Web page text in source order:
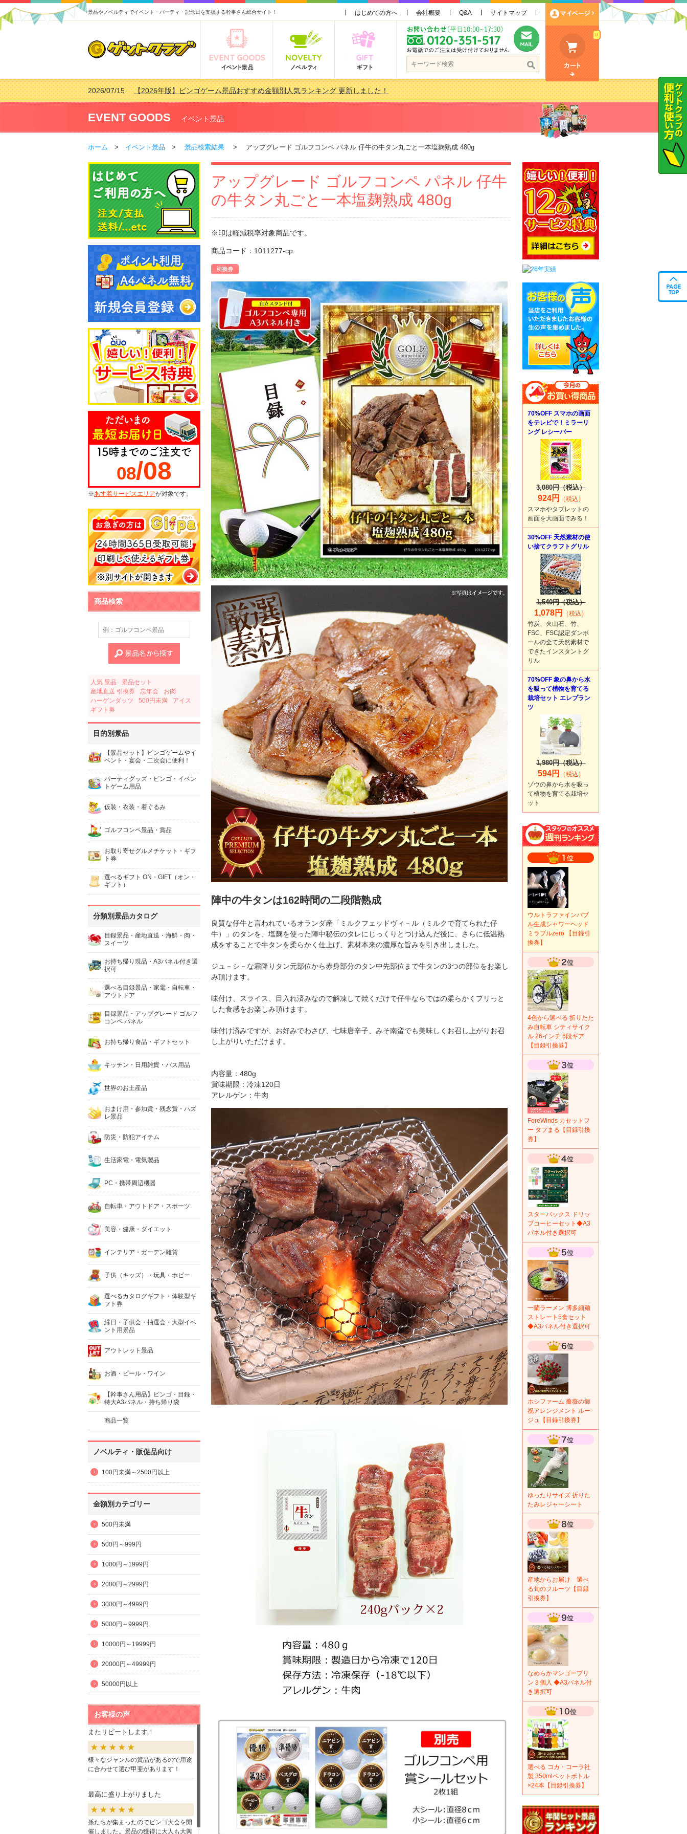
景品やノベルティでイベント・パーティ・記念日を支援する幹事さん総合サイト！ はじめての方へ 会社概要 Q&A サイトマップ
0
2026/07/15【2026年版】ビンゴゲーム景品おすすめ金額別人気ランキング 更新しました！
2026/04/03【2026年版】ゴルフコンペ景品 3000円未満［2000円～2999円編］もらってうれしい人気ラ…
2026/02/16【2026年版】結婚式の二次会で貰って嬉しい景品とは？ 更新しました！
2026/02/03【2026年版】ゴルフコンペ景品 3000円未満［2000円～2999円編］もらってうれしい人気ラ…
EVENT GOODS イベント景品
ホーム > イベント景品 > 景品検索結果 > アップグレード ゴルフコンペ パネル 仔牛の牛タン丸ごと一本塩麹熟成 480g
08/08
※あす着サービスエリアが対象です。
商品検索
人気 景品
景品セット
産地直送 引換券
忘年会
お肉
ハーゲンダッツ
500円未満
アイス
ギフト券
目的別景品
【景品セット】ビンゴゲームやイ
ベント・宴会・二次会に便利！
パーティグッズ・ビンゴ・イベン
トゲーム用品
仮装・衣装・着ぐるみ
ゴルフコンペ景品・賞品
お取り寄せグルメチケット・ギフ
ト券
選べるギフト ON・GIFT（オン・
ギフト）
分類別景品カタログ
目録景品・産地直送・海鮮・肉・
スイーツ
お持ち帰り現品・A3パネル付き選
択可
選べる目録景品・家電・自転車・
アウトドア
目録景品・アップグレード ゴルフ
コンペ パネル
お持ち帰り食品・ギフトセット
キッチン・日用雑貨・バス用品
世界のお土産品
おまけ用・参加賞・残念賞・ハズ
レ景品
防災・防犯アイテム
生活家電・電気製品
PC・携帯周辺機器
自転車・アウトドア・スポーツ
美容・健康・ダイエット
インテリア・ガーデン雑貨
子供（キッズ）・玩具・ホビー
選べるカタログギフト・体験型ギ
フト券
縁日・子供会・抽選会・大型イベ
ント用景品
アウトレット景品
お酒・ビール・ワイン
【幹事さん用品】ビンゴ・目録・
特大A3パネル・持ち帰り袋
商品一覧
ノベルティ・販促品向け
100円未満～2500円以上
金額別カテゴリー
500円未満
500円～999円
1000円～1999円
2000円～2999円
3000円～4999円
5000円～9999円
10000円～19999円
20000円～49999円
50000円以上
お客様の声
またリピートします！
様々なジャンルの賞品があるので用途
に合わせて選び甲斐があります！
最高に盛り上がりました
孫たちが集まったのでビンゴ大会を開
催しました。景品の獲得に大人も大興
アップグレード ゴルフコンペ パネル 仔牛
の牛タン丸ごと一本塩麹熟成 480g
※印は軽減税率対象商品です。
商品コード：1011277-cp
陣中の牛タンは162時間の二段階熟成
良質な仔牛と言われているオランダ産「ミルクフェッドヴィ－ル（ミルクで育てられた仔
牛）」のタンを、塩麹を使った陣中秘伝のタレにじっくりとつけ込んだ後に、さらに低温熟
成をすることで牛タンを柔らかく仕上げ、素材本来の濃厚な旨みを引き出しました。
ジュ－シ－な霜降りタン元部位から赤身部分のタン中先部位まで牛タンの3つの部位をお楽し
み頂けます。
味付け、スライス、目入れ済みなので解凍して焼くだけで仔牛ならではの柔らかくプリっと
した食感をお楽しみ頂けます。
味付け済みですが、お好みでわさび、七味唐辛子、みそ南蛮でも美味しくお召し上がりお召
し上がりいただけます。
内容量：480g
賞味期限：冷凍120日
アレルゲン：牛肉
70%OFF スマホの画面
をテレビで！ミラーリ
ング レシーバー
3,080円（税込）
924円
（税込）
スマホやタブレットの
画面を大画面でみる！
30%OFF 天然素材の使
い捨てクラフトグリル
1,540円（税込）
1,078円
（税込）
竹炭、火山石、竹、
FSC、FSC認定ダンボ
ールの全て天然素材で
できたインスタントグ
リル
70%OFF 象の鼻から水
を吸って植物を育てる
栽培セット エレプラン
ツ
1,980円（税込）
594円
（税込）
ゾウの鼻から水を吸っ
て植物を育てる栽培セ
ット
ウルトラファインバブ
ル生成シャワーヘッド
ミラブルzero 【目録引
換券】
4色から選べる 折りたた
み自転車 シティサイク
ル 26インチ 6段ギア
【目録引換券】
ForeWinds カセットフ
ー タフまる【目録引換
券】
スターバックス ドリッ
プコーヒーセット◆A3
パネル付き選択可
一蘭ラーメン 博多細麺
ストレート5食セット
◆A3パネル付き選択可
ホシファーム 薔薇の御
祝アレンジメント ルー
ジュ【目録引換券】
ゆったりサイズ 折りた
たみレジャーシート
産地からお届け 選べ
る旬のフルーツ【目録
引換券】
なめらかマンゴープリ
ン３個入 ◆A3パネル付
き選択可
選べる コカ・コーラ社
製 350mlペットボトル
×24本【目録引換券】